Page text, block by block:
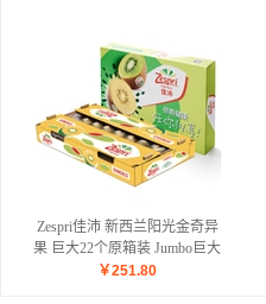
Zespri佳沛 新西兰阳光金奇异
果 巨大22个原箱装 Jumbo巨大
果 单果重约146-174g 生鲜进口
￥251.80